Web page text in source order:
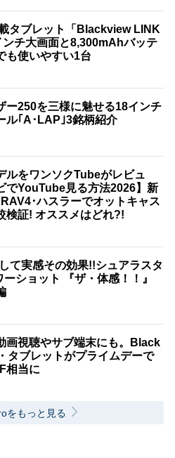
タブレット「Blackview LINK
チ大画面と8,300mAhバッテ
も使いやすい1台
ー250を三様に魅せる18インチ
ル｢A･LAP｣3銘柄紹介
ルをワンソクTubeがレビュ
でYouTube見る方法2026】新
･ハスラーでオットキャス
検証! オススメはどれ?!
て実感その効果!!シュアラスタ
ショット 『ザ・体感！！』
画視聴やサブ端末にも。Black
タブレットがプライムデーで
相当に
をもっと見る